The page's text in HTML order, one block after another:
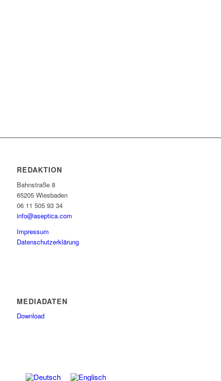
REDAKTION
Bahnstraße 8
65205 Wiesbaden
06 11 505 93 34
info@aseptica.com
Impressum
Datenschutzerklärung
MEDIADATEN
Download